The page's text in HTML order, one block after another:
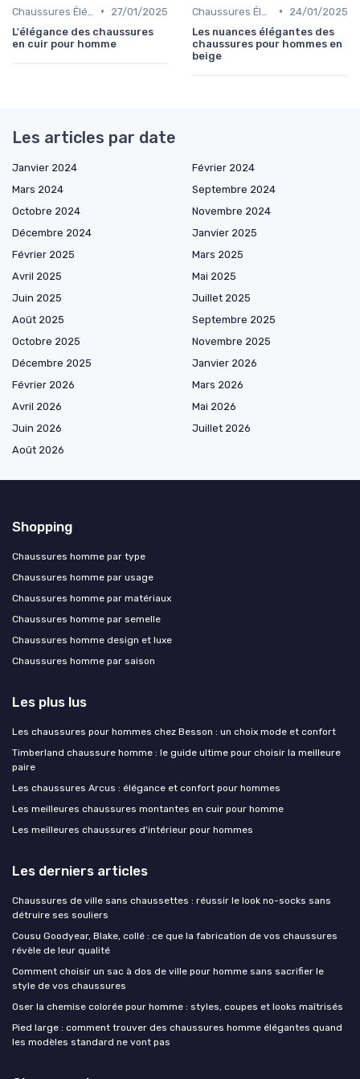
•
27/01/2025
L'élégance des chaussures
en cuir pour homme
•
24/01/2025
Les nuances élégantes des
chaussures pour hommes en
beige
Les articles par date
Janvier 2024
Février 2024
Mars 2024
Septembre 2024
Octobre 2024
Novembre 2024
Décembre 2024
Janvier 2025
Février 2025
Mars 2025
Avril 2025
Mai 2025
Juin 2025
Juillet 2025
Août 2025
Septembre 2025
Octobre 2025
Novembre 2025
Décembre 2025
Janvier 2026
Février 2026
Mars 2026
Avril 2026
Mai 2026
Juin 2026
Juillet 2026
Août 2026
Shopping
Chaussures homme par type
Chaussures homme par usage
Chaussures homme par matériaux
Chaussures homme par semelle
Chaussures homme design et luxe
Chaussures homme par saison
Les plus lus
Les chaussures pour hommes chez Besson : un choix mode et confort
Timberland chaussure homme : le guide ultime pour choisir la meilleure
paire
Les chaussures Arcus : élégance et confort pour hommes
Les meilleures chaussures montantes en cuir pour homme
Les meilleures chaussures d'intérieur pour hommes
Les derniers articles
Chaussures de ville sans chaussettes : réussir le look no-socks sans
détruire ses souliers
Cousu Goodyear, Blake, collé : ce que la fabrication de vos chaussures
révèle de leur qualité
Comment choisir un sac à dos de ville pour homme sans sacrifier le
style de vos chaussures
Oser la chemise colorée pour homme : styles, coupes et looks maîtrisés
Pied large : comment trouver des chaussures homme élégantes quand
les modèles standard ne vont pas